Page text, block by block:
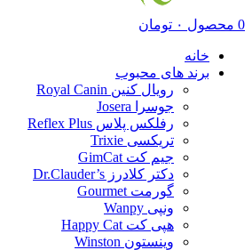
0 محصول ۰ تومان
خانه
برند های محبوب
رویال کنین Royal Canin
جوسرا Josera
رفلکس پلاس Reflex Plus
تریکسی Trixie
جیم کت GimCat
دکتر کلادرز Dr.Clauder’s
گورمت Gourmet
ونپی Wanpy
هپی کت Happy Cat
وینستون Winston